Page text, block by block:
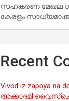
സഹകരണ മേഖല
കേരളം
Recent
Vivod iz zapoya na
അക്കാദമി